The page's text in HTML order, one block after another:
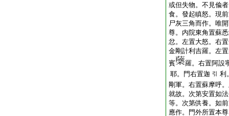
或但失物。不見偸
食。發起瞋怒。現
尸灰三角而作。唯
尊。内院東角置蘇
忿。左置大怒。右
金剛計利吉羅。左
賓
羅。右置阿設
耶。門右置迦 引 利
剛軍。右置蘇摩呼
就故。次第安置如
等。次第供養。如
應作。門外所置本